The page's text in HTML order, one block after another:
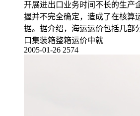
开展进出口业务时间不长的生产
握并不完全确定，造成了在核算
据。据介绍，海运运价包括几部
口集装箱整箱运价中就
2005-01-26 2574